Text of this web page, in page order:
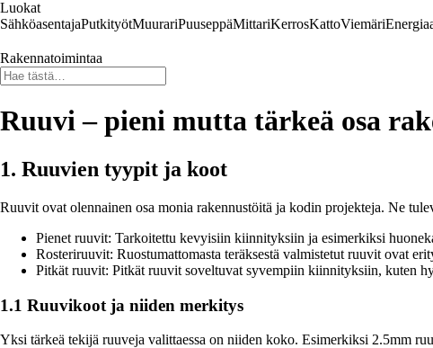
Luokat
SähköasentajaPutkityötMuurariPuuseppäMittariKerrosKattoViemäri
Rakennatoimintaa
Ruuvi – pieni mutta tärkeä osa
1. Ruuvien tyypit ja koot
Ruuvit ovat olennainen osa monia rakennustöitä ja kodin projekteja. Ne
Pienet ruuvit: Tarkoitettu kevyisiin kiinnityksiin ja esimerkiksi
Rosteriruuvit: Ruostumattomasta teräksestä valmistetut ruuvit ovat
Pitkät ruuvit: Pitkät ruuvit soveltuvat syvempiin kiinnityksiin, kuten
1.1 Ruuvikoot ja niiden merkitys
Yksi tärkeä tekijä ruuveja valittaessa on niiden koko. Esimerkiksi 2.5mm